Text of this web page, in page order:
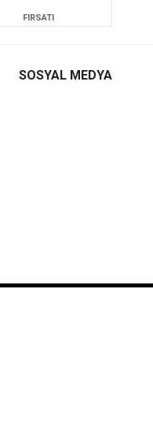
FIRSATI
SOSYAL MEDYA